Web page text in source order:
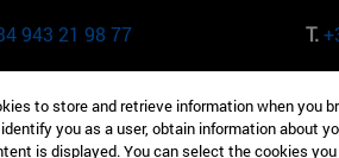
943 21 98 77
T.
57th St 10019-2201 Nueva York
to store and retrieve information when you
you as a user, obtain information about
is displayed. You can select the cookies